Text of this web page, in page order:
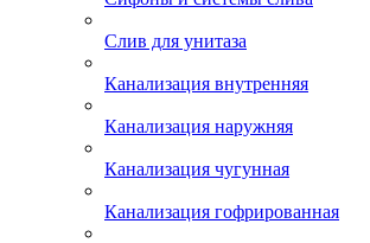
Слив для унитаза
Канализация внутренняя
Канализация наружняя
Канализация чугунная
Канализация гофрированная